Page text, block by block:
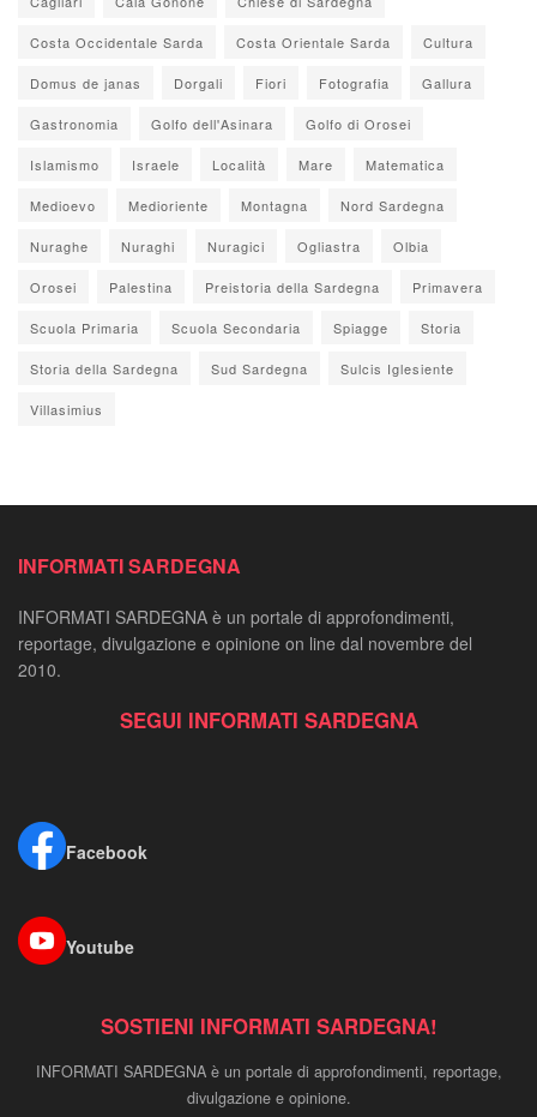
Costa Occidentale Sarda Costa Orientale Sarda Cultura
Domus de janas Dorgali Fiori Fotografia Gallura
Gastronomia Golfo dell'Asinara Golfo di Orosei
Islamismo Israele Località Mare Matematica
Medioevo Medioriente Montagna Nord Sardegna
Nuraghe Nuraghi Nuragici Ogliastra Olbia
Orosei Palestina Preistoria della Sardegna Primavera
Scuola Primaria Scuola Secondaria Spiagge Storia
Storia della Sardegna Sud Sardegna Sulcis Iglesiente
Villasimius
INFORMATI SARDEGNA
INFORMATI SARDEGNA è un portale di approfondimenti,
reportage, divulgazione e opinione on line dal novembre del
2010.
SEGUI INFORMATI SARDEGNA
Facebook
Youtube
SOSTIENI INFORMATI SARDEGNA!
INFORMATI SARDEGNA è un portale di approfondimenti, reportage,
divulgazione e opinione.